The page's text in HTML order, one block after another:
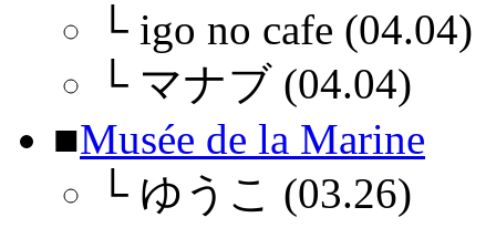
└ igo no cafe (04.04)
└ マナブ (04.04)
■Musée de la Marine
└ ゆうこ (03.26)